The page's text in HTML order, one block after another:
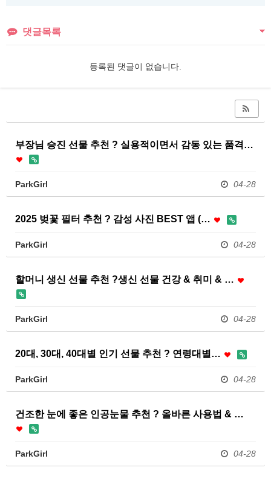
댓글목록
등록된 댓글이 없습니다.
부장님 승진 선물 추천 ? 실용적이면서 감동 있는 품격…
ParkGirl 04-28
2025 벚꽃 필터 추천 ? 감성 사진 BEST 앱 (…
ParkGirl 04-28
할머니 생신 선물 추천 ?생신 선물 건강 & 취미 & …
ParkGirl 04-28
20대, 30대, 40대별 인기 선물 추천 ? 연령대별…
ParkGirl 04-28
건조한 눈에 좋은 인공눈물 추천 ? 올바른 사용법 & …
ParkGirl 04-28